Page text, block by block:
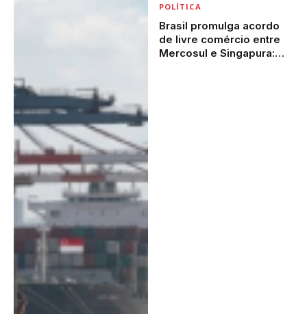
POLÍTICA
Brasil promulga acordo
de livre comércio entre
Mercosul e Singapura: